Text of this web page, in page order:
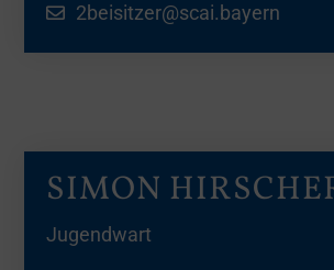
2beisitzer@scai.bayern
SIMON
Jugendwart